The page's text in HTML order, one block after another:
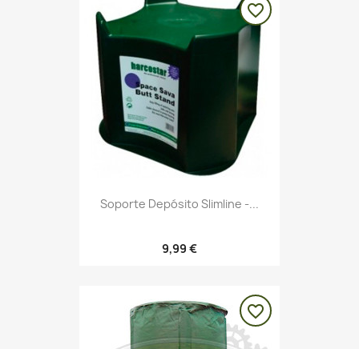
Soporte Depósito Slimline -...
9,99 €
favorite_border
favorite_border